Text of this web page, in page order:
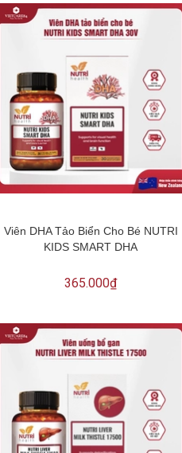
Viên DHA Tảo Biển Cho Bé NUTRI
KIDS SMART DHA
365.000₫